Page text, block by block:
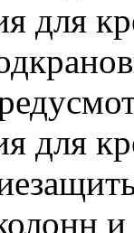
для
для